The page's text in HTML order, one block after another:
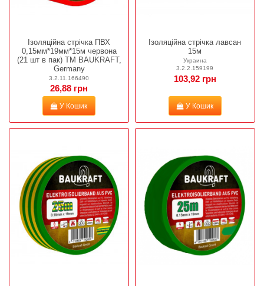
Ізоляційна стрічка ПВХ
0,15мм*19мм*15м червона
(21 шт в пак) TM BAUKRAFT,
Germany
3.2.11.166490
26,88 грн
У Кошик
Ізоляційна стрічка лавсан
15м
Украина
3.2.2.159199
103,92 грн
У Кошик